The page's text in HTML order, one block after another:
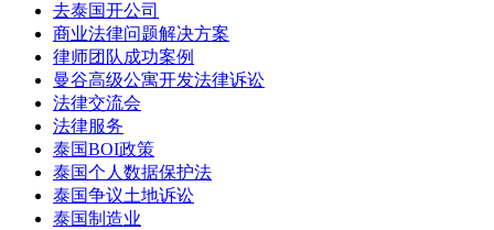
去泰国开公司
商业法律问题解决方案
律师团队成功案例
曼谷高级公寓开发法律诉讼
法律交流会
法律服务
泰国BOI政策
泰国个人数据保护法
泰国争议土地诉讼
泰国制造业